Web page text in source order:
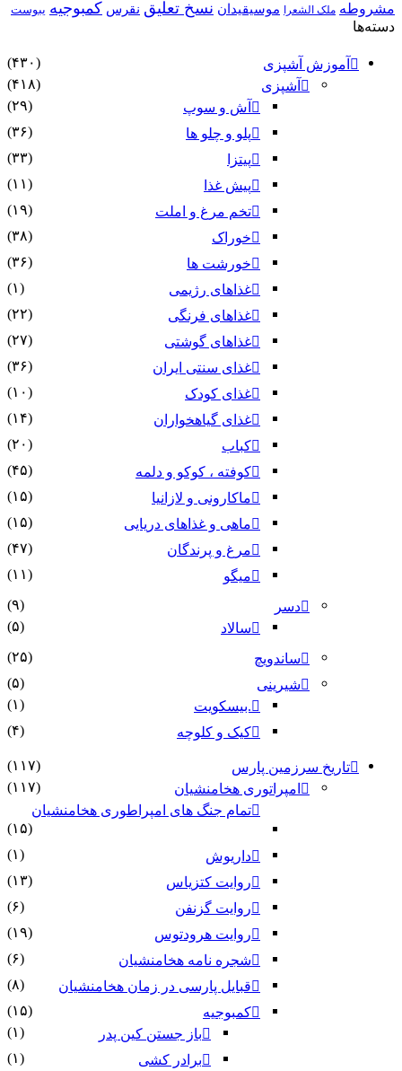
مشروطه ملک الشعرا موسیقیدان نسخ تعلیق نقرس کمبوجیه یبوست
دسته‌ها
آموزش آشپزی
(۴۳۰)
آشپزی
(۴۱۸)
آش و سوپ
(۲۹)
پلو و چلو ها
(۳۶)
پیتزا
(۳۳)
پیش غذا
(۱۱)
تخم مرغ و املت
(۱۹)
خوراک
(۳۸)
خورشت ها
(۳۶)
غذاهای رژیمی
(۱)
غذاهای فرنگی
(۲۲)
غذاهای گوشتی
(۲۷)
غذای سنتی ایران
(۳۶)
غذای کودک
(۱۰)
غذای گیاهخواران
(۱۴)
کباب
(۲۰)
کوفته ، کوکو و دلمه
(۴۵)
ماکارونی و لازانیا
(۱۵)
ماهی و غذاهای دریایی
(۱۵)
مرغ و پرندگان
(۴۷)
میگو
(۱۱)
دسر
(۹)
سالاد
(۵)
ساندویچ
(۲۵)
شیرینی
(۵)
.بیسکویت
(۱)
کیک و کلوچه
(۴)
تاریخ سرزمین پارس
(۱۱۷)
امپراتوری هخامنشیان
(۱۱۷)
تمام جنگ های امپراطوری هخامنشیان
(۱۵)
داریوش
(۱)
روایت کتزیاس
(۱۳)
روایت گزنفن
(۶)
روایت هرودتوس
(۱۹)
شجره نامه هخامنشیان
(۶)
قبایل پارسی در زمان هخامنشیان
(۸)
کمبوجیه
(۱۵)
باز جستن کین پدر
(۱)
برادر کشی
(۱)